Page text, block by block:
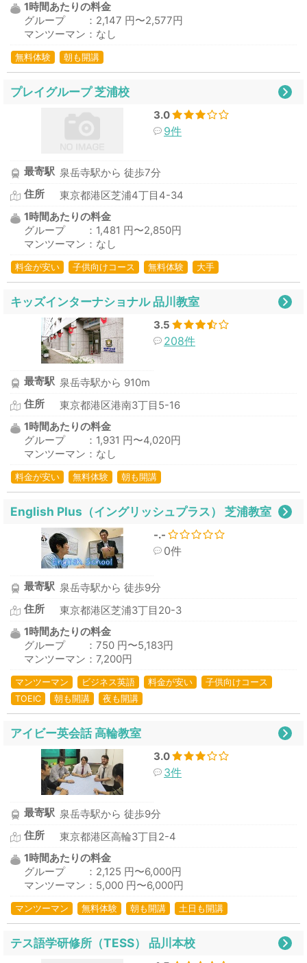
1時間あたりの料金
グループ ：2,147 円〜2,577円
マンツーマン：なし
無料体験 朝も開講
プレイグループ 芝浦校
3.0
9件
最寄駅 泉岳寺駅から 徒歩7分
住所
東京都港区芝浦4丁目4-34
1時間あたりの料金
グループ ：1,481 円〜2,850円
マンツーマン：なし
料金が安い 子供向けコース 無料体験 大手
キッズインターナショナル 品川教室
3.5
208件
最寄駅 泉岳寺駅から 910m
住所
東京都港区港南3丁目5-16
1時間あたりの料金
グループ ：1,931 円〜4,020円
マンツーマン：なし
料金が安い 無料体験 朝も開講
English Plus（イングリッシュプラス） 芝浦教室
-.-
0件
最寄駅 泉岳寺駅から 徒歩9分
住所
東京都港区芝浦3丁目20-3
1時間あたりの料金
グループ ：750 円〜5,183円
マンツーマン：7,200円
マンツーマン ビジネス英語 料金が安い
子供向けコース
TOEIC
朝も開講 夜も開講
アイビー英会話 高輪教室
3.0
3件
最寄駅 泉岳寺駅から 徒歩9分
住所
東京都港区高輪3丁目2-4
1時間あたりの料金
グループ ：2,125 円〜6,000円
マンツーマン：5,000 円〜6,000円
マンツーマン 無料体験 朝も開講 土日も開講
テス語学研修所（TESS） 品川本校